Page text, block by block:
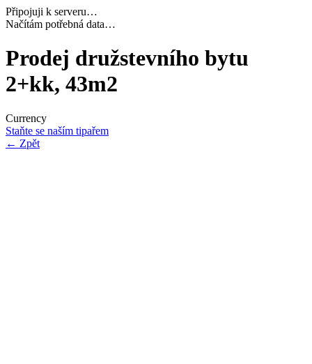
Připojuji k serveru…
Dokončuji inicializaci…
Prodej družstevního bytu
2+kk, 43m2
Currency
Staňte se naším tipařem
← Zpět